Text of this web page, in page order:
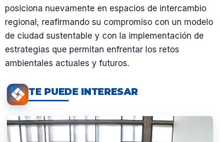
posiciona nuevamente en espacios de intercambio
regional, reafirmando su compromiso con un modelo
de ciudad sustentable y con la implementación de
estrategias que permitan enfrentar los retos
ambientales actuales y futuros.
TE PUEDE INTERESAR